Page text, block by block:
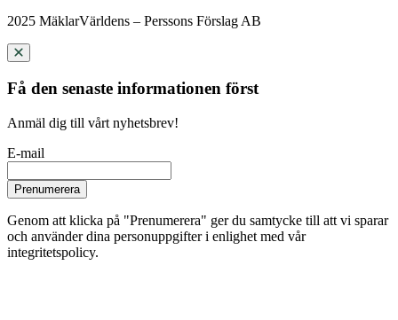
2025 MäklarVärldens – Perssons Förslag AB
Få den senaste informationen först
Anmäl dig till vårt nyhetsbrev!
E-mail
Prenumerera
Genom att klicka på "Prenumerera" ger du samtycke till att vi sparar
och använder dina personuppgifter i enlighet med vår
integritetspolicy.